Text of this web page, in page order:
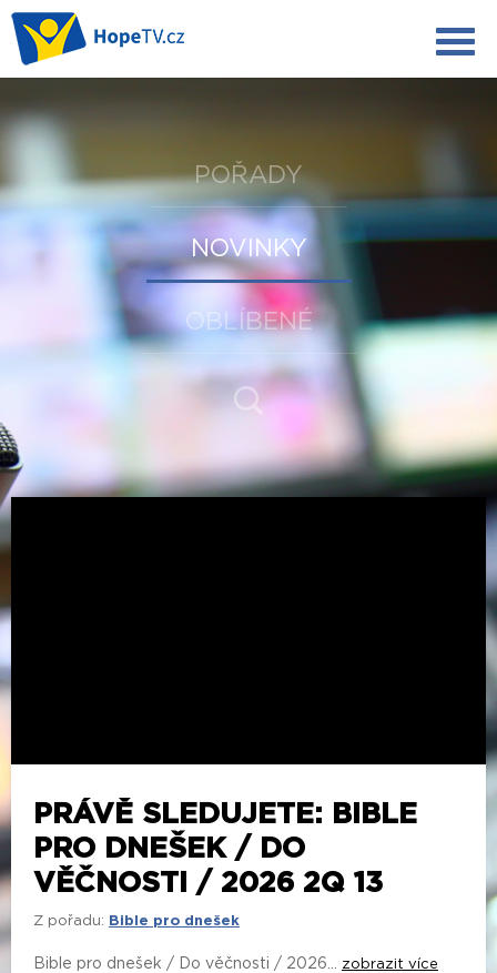
POŘADY
NOVINKY
OBLÍBENÉ
PRÁVĚ SLEDUJETE: BIBLE
PRO DNEŠEK / DO
VĚČNOSTI / 2026 2Q 13
Z pořadu: Bible pro dnešek
Bible pro dnešek / Do věčnosti / 2026... zobrazit více